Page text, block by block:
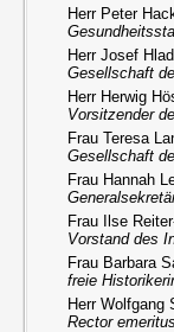
Herr Peter
Herr Josef
Gesellschaft
Herr Herwig
Vorsitzender
Frau Teresa
Gesellschaft
Frau Hannah
Frau Ilse
Vorstand des
Frau Barbara
freie
Herr Wolfgang
Rector